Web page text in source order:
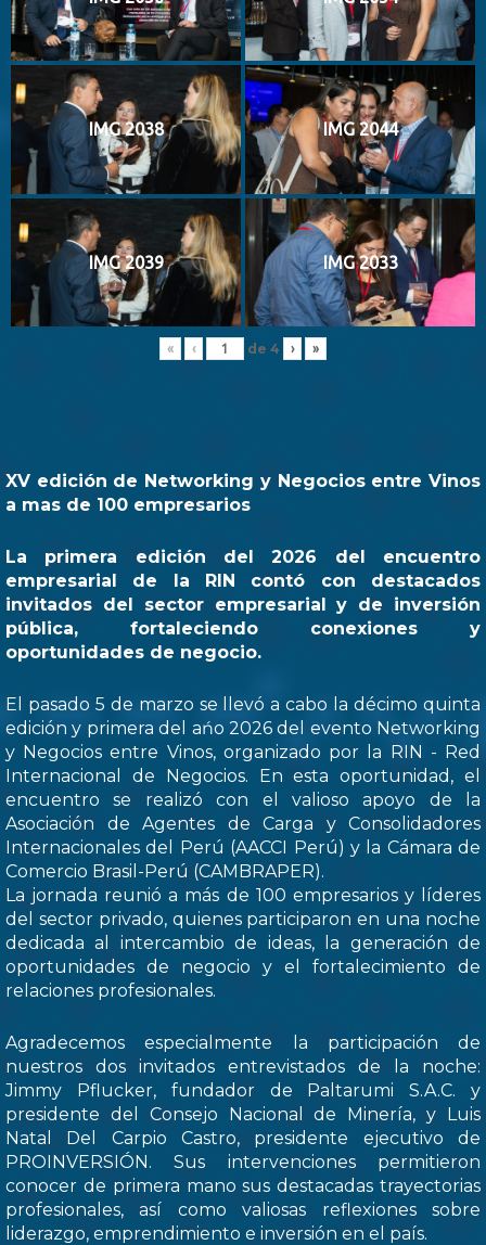
IMG 2038 IMG 2044
IMG 2039 IMG 2033
« ‹ de 4 › »
XV edición de Networking y Negocios entre Vinos
a mas de 100 empresarios
La primera edición del 2026 del encuentro
empresarial de la RIN contó con destacados
invitados del sector empresarial y de inversión
pública, fortaleciendo conexiones y
oportunidades de negocio.
El pasado 5 de marzo se llevó a cabo la décimo quinta
edición y primera del ańo 2026 del evento Networking
y Negocios entre Vinos, organizado por la RIN - Red
Internacional de Negocios. En esta oportunidad, el
encuentro se realizó con el valioso apoyo de la
Asociación de Agentes de Carga y Consolidadores
Internacionales del Perú (AACCI Perú) y la Cámara de
Comercio Brasil-Perú (CAMBRAPER).
La jornada reunió a más de 100 empresarios y líderes
del sector privado, quienes participaron en una noche
dedicada al intercambio de ideas, la generación de
oportunidades de negocio y el fortalecimiento de
relaciones profesionales.
Agradecemos especialmente la participación de
nuestros dos invitados entrevistados de la noche:
Jimmy Pflucker, fundador de Paltarumi S.A.C. y
presidente del Consejo Nacional de Minería, y Luis
Natal Del Carpio Castro, presidente ejecutivo de
PROINVERSIÓN. Sus intervenciones permitieron
conocer de primera mano sus destacadas trayectorias
profesionales, así como valiosas reflexiones sobre
liderazgo, emprendimiento e inversión en el país.